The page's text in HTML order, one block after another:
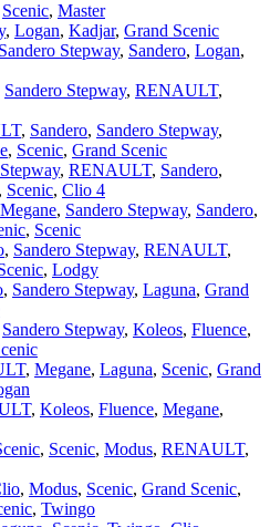
Scenic, Master
, Logan, Kadjar, Grand Scenic
Sandero Stepway, Sandero, Logan,
Sandero Stepway, RENAULT,
, Sandero, Sandero Stepway,
, Scenic, Grand Scenic
, RENAULT, Sandero,
, Scenic, Clio 4
Megane, Sandero Stepway, Sandero,
, Scenic
, Sandero Stepway, RENAULT,
, Lodgy
, Sandero Stepway, Laguna, Grand
Sandero Stepway, Koleos, Fluence,
, Megane, Laguna, Scenic, Grand
, Koleos, Fluence, Megane,
, Scenic, Modus, RENAULT,
, Modus, Scenic, Grand Scenic,
, Twingo